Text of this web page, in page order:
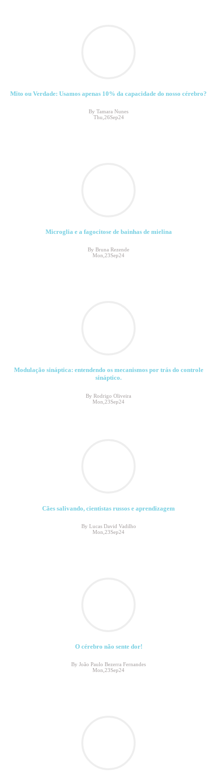
Mito ou Verdade: Usamos apenas 10% da capacidade do nosso cérebro?
By Tamara Nunes
Thu,26Sep24
Microglia e a fagocitose de bainhas de mielina
By Bruna Rezende
Mon,23Sep24
Modulação sináptica: entendendo os mecanismos por trás do controle
sináptico.
By Rodrigo Oliveira
Mon,23Sep24
Cães salivando, cientistas russos e aprendizagem
By Lucas David Vadilho
Mon,23Sep24
O cérebro não sente dor!
By João Paulo Bezerra Fernandes
Mon,23Sep24